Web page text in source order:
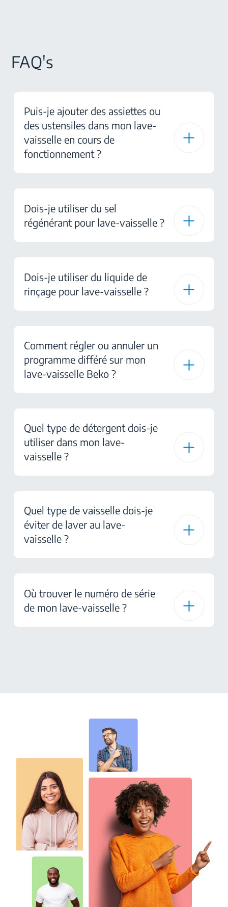
FAQ's
Puis-je ajouter des assiettes ou
des ustensiles dans mon lave-
vaisselle en cours de
fonctionnement ?
Dois-je utiliser du sel
régénérant pour lave-vaisselle ?
Dois-je utiliser du liquide de
rinçage pour lave-vaisselle ?
Comment régler ou annuler un
programme différé sur mon
lave-vaisselle Beko ?
Quel type de détergent dois-je
utiliser dans mon lave-
vaisselle ?
Quel type de vaisselle dois-je
éviter de laver au lave-
vaisselle ?
Où trouver le numéro de série
de mon lave-vaisselle ?